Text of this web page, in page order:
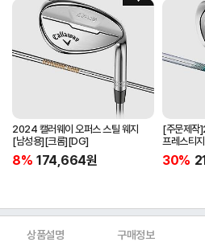
2024 캘러웨이 오퍼스 스틸 웨지
[남성용][크롬][DG]
8% 174,664원
[주문제
프레스티
[남성용
NEO]
30%
상품설명 구매정보